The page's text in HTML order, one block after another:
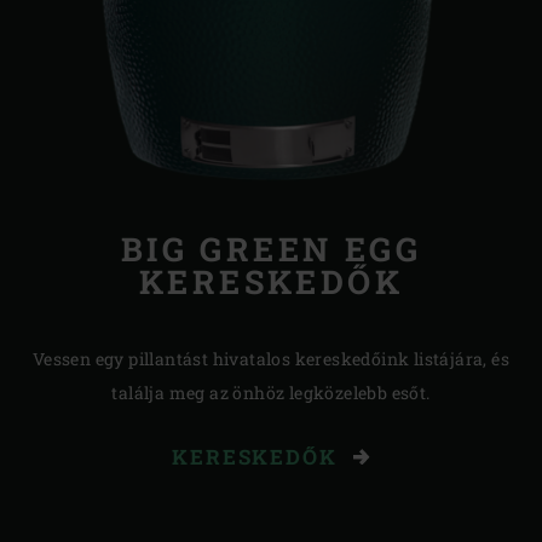
BIG GREEN EGG
KERESKEDŐK
Vessen egy pillantást hivatalos kereskedőink listájára, és
találja meg az önhöz legközelebb esőt.
KERESKEDŐK